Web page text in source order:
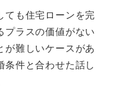
ても住宅ローンを完
プラスの価値がない
が難しいケースがあ
条件と合わせた話し